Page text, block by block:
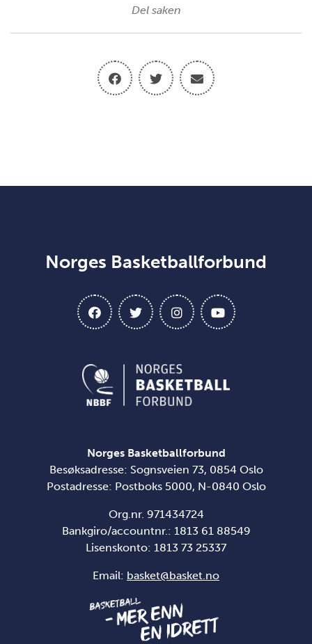
Del saken
Norges Basketballforbund
Norges Basketballforbund
Besøksadresse: Sognsveien 73, 0854 Oslo
Postadresse: Postboks 5000, N-0840 Oslo
Org.nr. 971434724
Bankgiro/accountnr.: 1813 61 88549
Lisenskonto: 1813 73 25337
Email: basket@basket.no